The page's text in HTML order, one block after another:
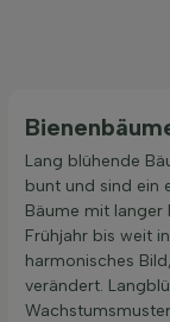
Lang blühende
bunt und sind ein
Bäume mit langer
Frühjahr bis weit
harmonisches
verändert.